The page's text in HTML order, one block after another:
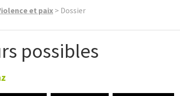
et paix > Dossier
possibles